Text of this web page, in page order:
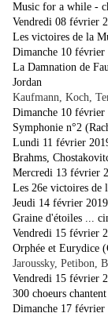
Music for a while -
Vendredi 08 février
Les victoires de la
Dimanche 10 février
La Damnation de
Jordan
Kaufmann, Koch,
Dimanche 10 février
Symphonie n°2
Lundi 11 février
Brahms,
Mercredi 13 février
Les 26e victoires de
Jeudi 14 février
Graine d'étoiles ...
Vendredi 15 février
Orphée et Eurydice
Jaroussky, Petibon,
Vendredi 15 février
300 choeurs
Dimanche 17 février